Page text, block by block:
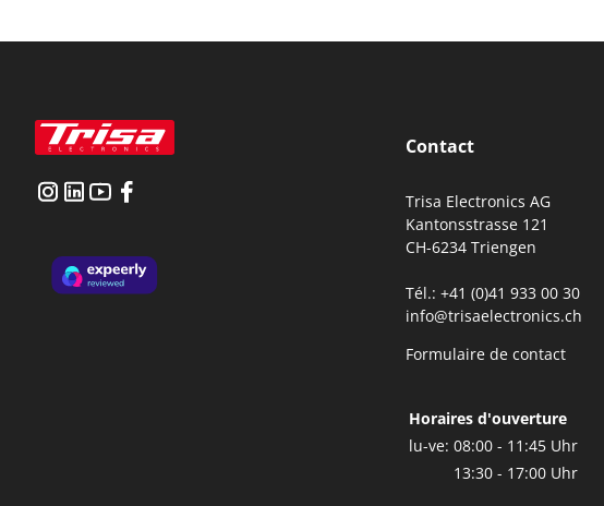
Contact
Trisa Electronics AG
Kantonsstrasse 121
CH-6234 Triengen
Tél.: +41 (0)41 933 00 30
info@trisaelectronics.ch
Formulaire de contact
Horaires d'ouverture
lu-ve: 08:00 - 11:45 Uhr
13:30 - 17:00 Uhr